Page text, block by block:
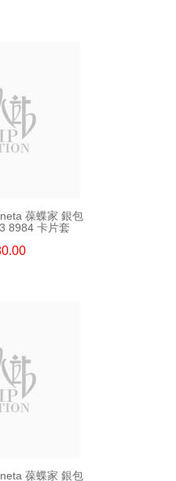
葆蝶家 銀包
8984 卡片套
葆蝶家 銀包